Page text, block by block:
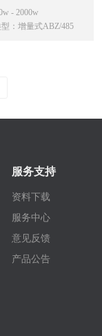
- 2000w
：增量式ABZ/485
服务支持
资料下载
服务中心
意见反馈
产品公告